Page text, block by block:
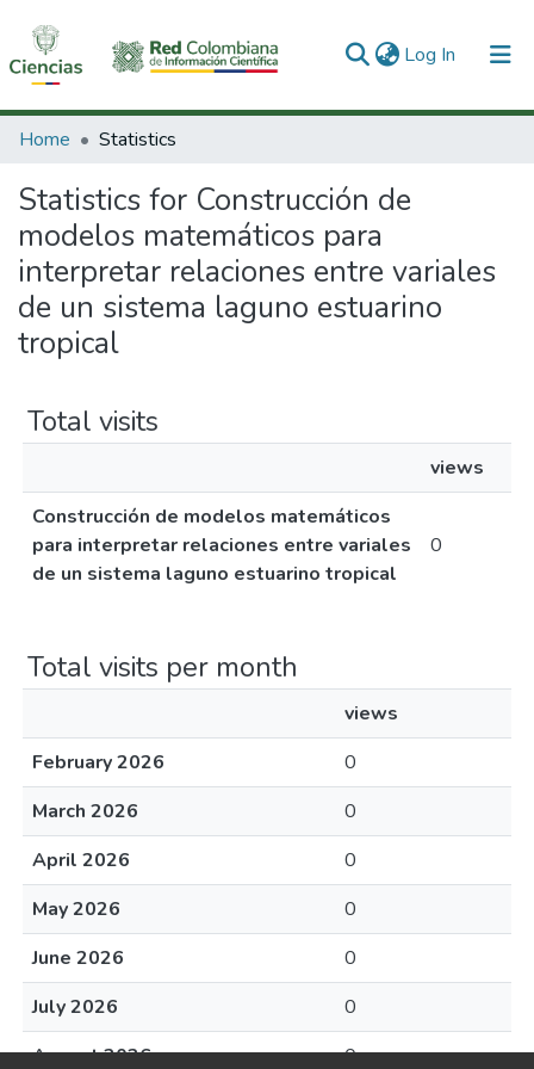
Log In (current)
Communities & Collections
All of DSpace
Home Statistics
Statistics for Construcción de
modelos matemáticos para
interpretar relaciones entre variales
de un sistema laguno estuarino
tropical
Total visits
views
Construcción de modelos matemáticos
para interpretar relaciones entre variales
de un sistema laguno estuarino tropical
0
Total visits per month
views
February 2026
0
March 2026
0
April 2026
0
May 2026
0
June 2026
0
July 2026
0
August 2026
0